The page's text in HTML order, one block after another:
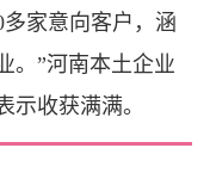
家意向客户，涵
。”河南本土企业
示收获满满。